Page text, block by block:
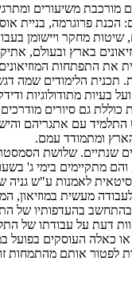
מורכבת משיעורים
הכנת פרוגרמה, בניית
שיטות מחקר ויישומן
בארץ ובעולם,
את התפתחות
תכנית הלימודים שמה
בעיות מתודולוגיות
כוללת גם סיורים מודרכים
עם אתגריהם
ומתמודד עמם.
שנתיים. שלושת
לאמנות ע"ש
מעשית במוזיאון,
בהתחשב בהעדפותיו של
דעת על עבודתו של
או כאלה העוסקים
לפטור אותם מהתמחות